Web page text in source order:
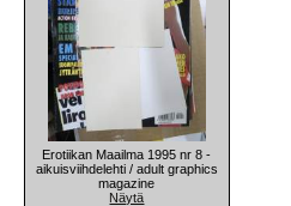
Erotiikan Maailma 1995 nr 8 -
aikuisviihdelehti / adult graphics
magazine
Näytä